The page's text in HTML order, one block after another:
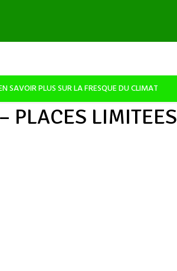
SAVOIR PLUS SUR LA FRESQUE DU CLIMAT
PLACES LIMITEES